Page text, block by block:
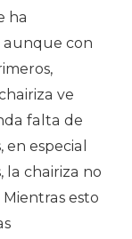
ha
aunque con
ve
falta de
especial
la chairiza no
esto